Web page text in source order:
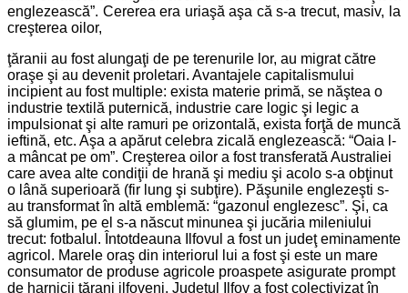
englezească”. Cererea era uriaşă aşa că s-a trecut, masiv, la
creşterea oilor,
ţăranii au fost alungaţi de pe terenurile lor, au migrat către
oraşe şi au devenit proletari. Avantajele capitalismului
incipient au fost multiple: exista materie primă, se năştea o
industrie textilă puternică, industrie care logic şi legic a
impulsionat şi alte ramuri pe orizontală, exista forţă de muncă
ieftină, etc. Aşa a apărut celebra zicală englezească: “Oaia l-
a mâncat pe om”. Creşterea oilor a fost transferată Australiei
care avea alte condiţii de hrană şi mediu şi acolo s-a obţinut
o lână superioară (fir lung şi subţire). Păşunile englezeşti s-
au transformat în altă emblemă: “gazonul englezesc”. Şi, ca
să glumim, pe el s-a născut minunea şi jucăria mileniului
trecut: fotbalul. Întotdeauna Ilfovul a fost un judeţ eminamente
agricol. Marele oraş din interiorul lui a fost şi este un mare
consumator de produse agricole proaspete asigurate prompt
de harnicii ţărani ilfoveni. Judeţul Ilfov a fost colectivizat în